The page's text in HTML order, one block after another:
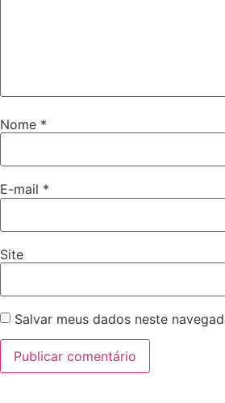
Nome *
E-mail *
Site
Salvar meus dados neste